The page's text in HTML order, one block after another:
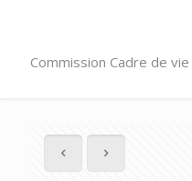
Commission Cadre de vie